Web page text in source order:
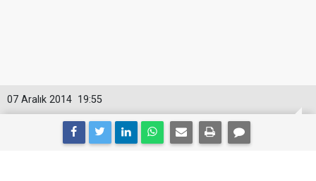
19:55
07 Aralık 2014